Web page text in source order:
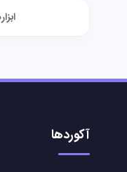
آکوردها